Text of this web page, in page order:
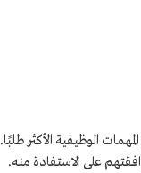
الوظيفية الأكثر طلبًا.
على الاستفادة منه.